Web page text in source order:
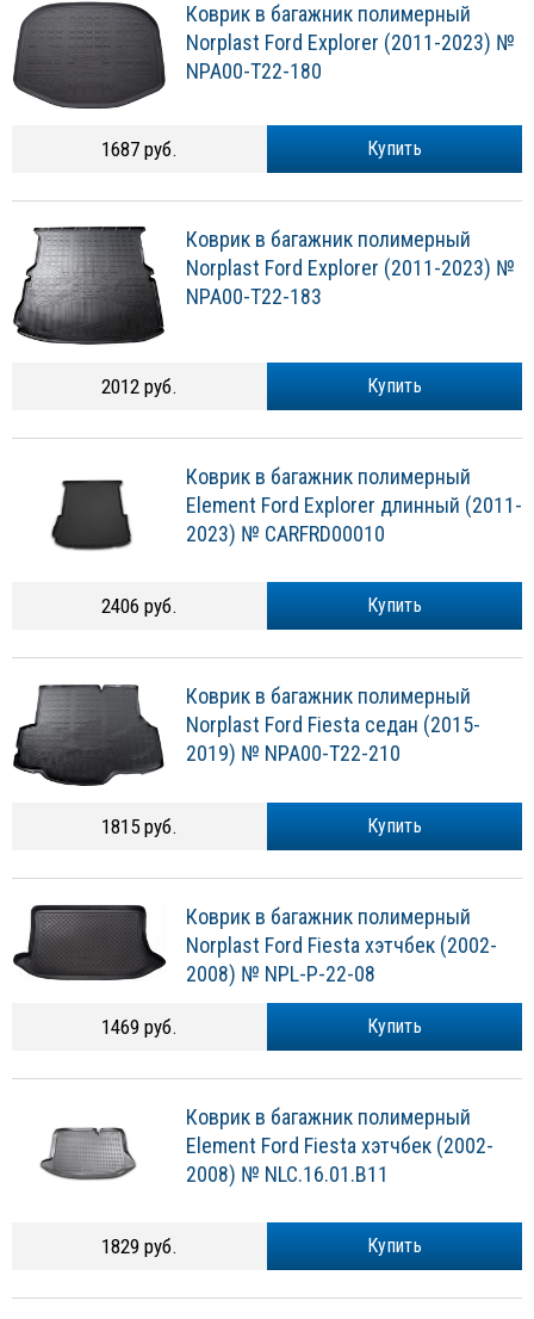
Коврик в багажник полимерный
Norplast Ford Explorer (2011-2023) №
NPA00-T22-180
Купить
1687 руб.
Коврик в багажник полимерный
Norplast Ford Explorer (2011-2023) №
NPA00-T22-183
Купить
2012 руб.
Коврик в багажник полимерный
Element Ford Explorer длинный (2011-
2023) № CARFRD00010
Купить
2406 руб.
Коврик в багажник полимерный
Norplast Ford Fiesta седан (2015-
2019) № NPA00-T22-210
Купить
1815 руб.
Коврик в багажник полимерный
Norplast Ford Fiesta хэтчбек (2002-
2008) № NPL-P-22-08
Купить
1469 руб.
Коврик в багажник полимерный
Element Ford Fiesta хэтчбек (2002-
2008) № NLC.16.01.B11
Купить
1829 руб.